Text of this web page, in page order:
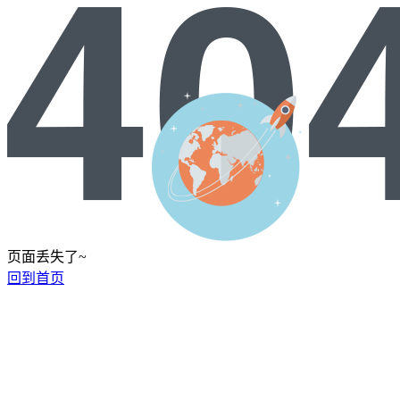
页面丢失了~
回到首页